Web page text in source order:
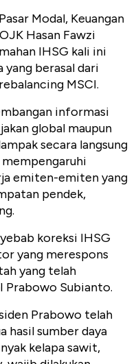
Modal, Keuangan
Hasan Fawzi
IHSG kali ini
yang berasal dari
MSCI.
informasi
global maupun
secara langsung
mempengaruhi
emiten-emiten yang
pendek,
koreksi IHSG
yang merespons
yang telah
Prabowo Subianto.
Prabowo telah
hasil sumber daya
kelapa sawit,